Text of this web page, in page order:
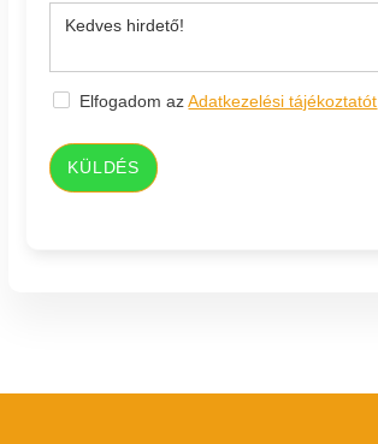
Elfogadom azAdatkezelési tájékoztatót
KÜLDÉS